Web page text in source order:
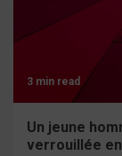
3 min read
Un jeune
verrouillée